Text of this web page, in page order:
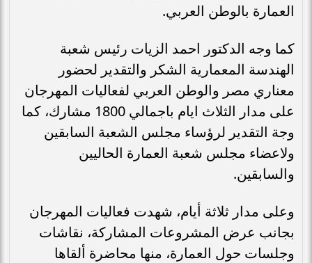
العمارة بالوطن العربي.
كما وجه الدكتور احمد الزيات رئيس شعبة
الهندسة المعمارية الشكر والتقدير لحضور
معناري مصر والوطن العربي لفعاليات المهرجان
على مدار الثلاث ايام باجمالي 1800 مشارك، كما
وجة التقدير لرؤساء مجلس الشعبة السابقين
ولاعضاء مجلس شعبة العمارة الحاليين
والسابقين.
وعلى مدار ثلاثة أيام، شهدت فعاليات المهرجان
بجانب عرض المشروعات المشاركة، نقاشات
وجلسات حول العمارة، منها محاضرة ألقاها